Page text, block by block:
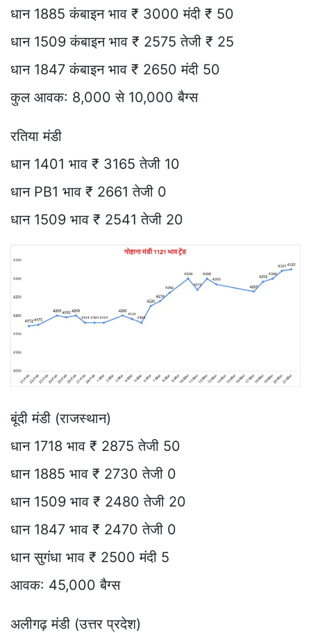
धान 1885 कंबाइन भाव ₹ 3000 मंदी ₹ 50
धान 1509 कंबाइन भाव ₹ 2575 तेजी ₹ 25
धान 1847 कंबाइन भाव ₹ 2650 मंदी 50
कुल आवक: 8,000 से 10,000 बैग्स
रतिया मंडी
धान 1401 भाव ₹ 3165 तेजी 10
धान PB1 भाव ₹ 2661 तेजी 0
धान 1509 भाव ₹ 2541 तेजी 20
बूंदी मंडी (राजस्थान)
धान 1718 भाव ₹ 2875 तेजी 50
धान 1885 भाव ₹ 2730 तेजी 0
धान 1509 भाव ₹ 2480 तेजी 20
धान 1847 भाव ₹ 2470 तेजी 0
धान सुगंधा भाव ₹ 2500 मंदी 5
आवक: 45,000 बैग्स
अलीगढ़ मंडी (उत्तर प्रदेश)